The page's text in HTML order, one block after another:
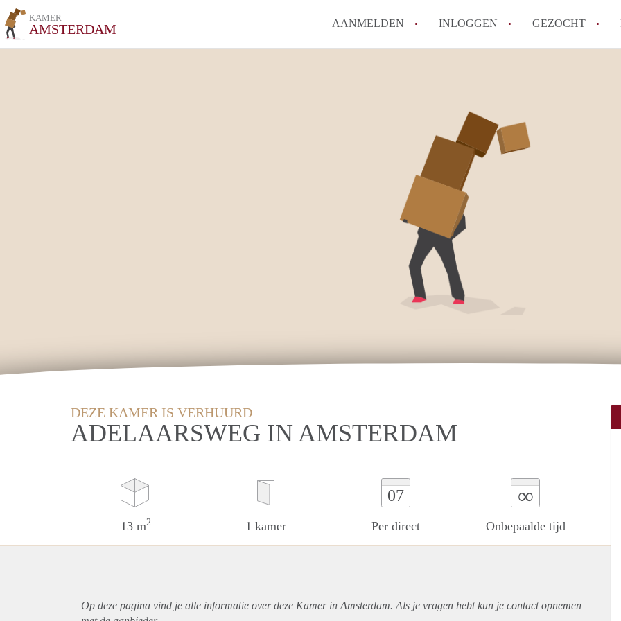
KAMER
AMSTERDAM AANMELDEN INLOGGEN GEZOCHT
Wat zijn de populairste
betekent dit voor jou als zoeker?
DEZE KAMER IS VERHUURD
ADELAARSWEG IN AMSTERDAM
13 m2 1 kamer
07
Per direct
∞
Onbepaalde tijd
Op deze pagina vind je alle informatie over deze Kamer in Amsterdam. Als je vragen hebt kun je contact opnemen